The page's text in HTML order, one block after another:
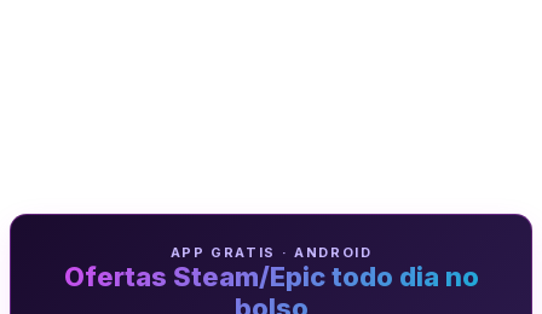
APP GRATIS · ANDROID
Ofertas Steam/Epic todo dia no